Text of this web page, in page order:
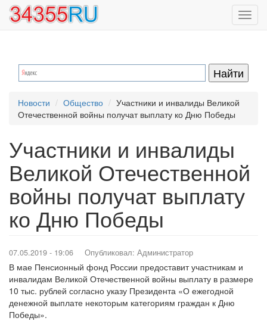
Перейти
основному
Новости Общество
Участники и инвалиды Великой
Отечественной войны получат выплату ко Дню Победы
Участники и инвалиды
Великой Отечественной
войны получат выплату
ко Дню Победы
07.05.2019 - 19:06 Опубликовал: Администратор
В мае Пенсионный фонд России предоставит участникам и
инвалидам Великой Отечественной войны выплату в размере
10 тыс. рублей согласно указу Президента «О ежегодной
денежной выплате некоторым категориям граждан к Дню
Победы».